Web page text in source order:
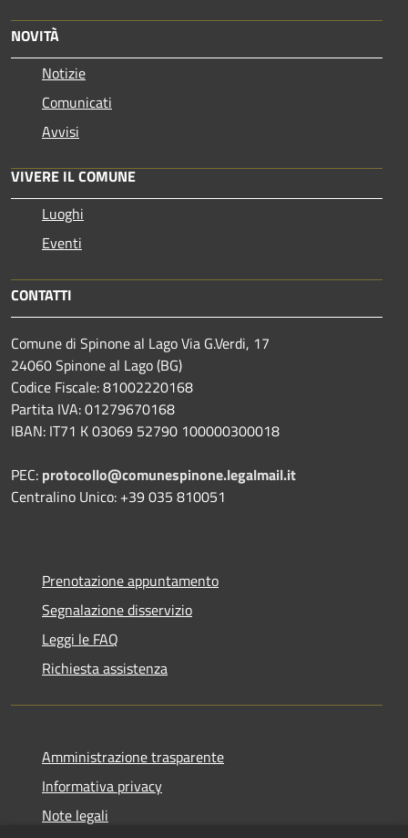
NOVITÀ
Notizie
Comunicati
Avvisi
VIVERE IL COMUNE
Luoghi
Eventi
CONTATTI
Comune di Spinone al Lago Via G.Verdi, 17
24060 Spinone al Lago (BG)
Codice Fiscale: 81002220168
Partita IVA: 01279670168
IBAN: IT71 K 03069 52790 100000300018
PEC: protocollo@comunespinone.legalmail.it
Centralino Unico: +39 035 810051
Prenotazione appuntamento
Segnalazione disservizio
Leggi le FAQ
Richiesta assistenza
Amministrazione trasparente
Informativa privacy
Note legali